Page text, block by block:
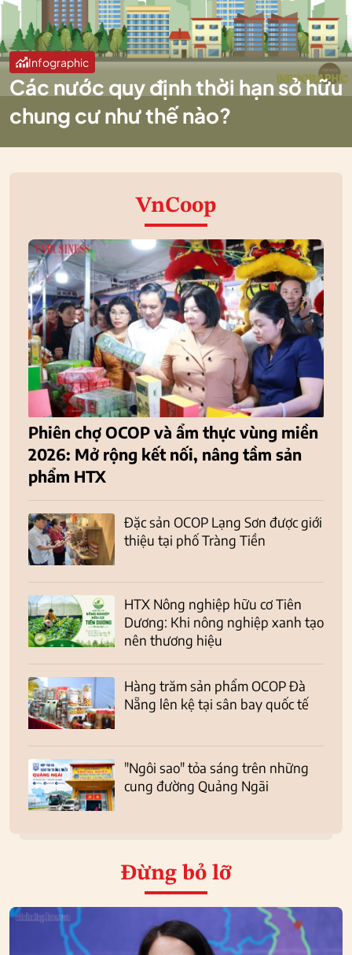
Infographic
Các nước quy định thời hạn sở hữu
chung cư như thế nào?
VnCoop
Phiên chợ OCOP và ẩm thực vùng miền
2026: Mở rộng kết nối, nâng tầm sản
phẩm HTX
Đặc sản OCOP Lạng Sơn được giới
thiệu tại phố Tràng Tiền
HTX Nông nghiệp hữu cơ Tiên
Dương: Khi nông nghiệp xanh tạo
nên thương hiệu
Hàng trăm sản phẩm OCOP Đà
Nẵng lên kệ tại sân bay quốc tế
"Ngôi sao" tỏa sáng trên những
cung đường Quảng Ngãi
Đừng bỏ lỡ